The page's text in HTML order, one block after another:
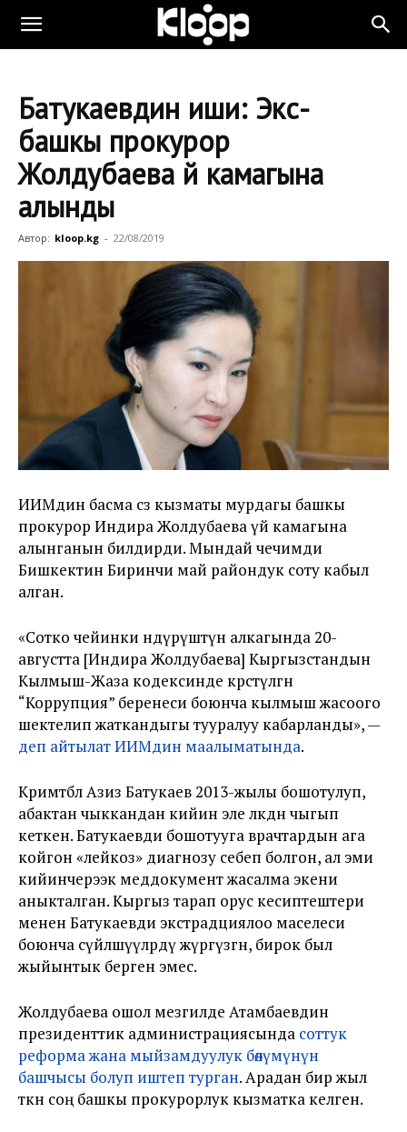
Батукаевдин иши: Экс-
башкы прокурор
Жолдубаева үй камагына
алынды
Автор: kloop.kg - 22/08/2019
ИИМдин басма сөз кызматы мурдагы башкы
прокурор Индира Жолдубаева үй камагына
алынганын билдирди. Мындай чечимди
Бишкектин Биринчи май райондук соту кабыл
алган.
«Сотко чейинки өндүрүштүн алкагында 20-
августта [Индира Жолдубаева] Кыргызстандын
Кылмыш-Жаза кодексинде көрсөтүлгөн
“Коррупция” беренеси боюнча кылмыш жасоого
шектелип жаткандыгы тууралуу кабарланды», —
деп айтылат ИИМдин маалыматында.
Кримтөбөл Азиз Батукаев 2013-жылы бошотулуп,
абактан чыккандан кийин эле өлкөдөн чыгып
кеткен. Батукаевди бошотууга врачтардын ага
койгон «лейкоз» диагнозу себеп болгон, ал эми
кийинчерээк меддокумент жасалма экени
аныкталган. Кыргыз тарап орус кесиптештери
менен Батукаевди экстрадциялоо маселеси
боюнча сүйлөшүүлөрдү жүргүзгөн, бирок был
жыйынтык берген эмес.
Жолдубаева ошол мезгилде Атамбаевдин
президенттик администрациясында соттук
реформа жана мыйзамдуулук бөлүмүнүн
башчысы болуп иштеп турган. Арадан бир жыл
өткөн соң башкы прокурорлук кызматка келген.